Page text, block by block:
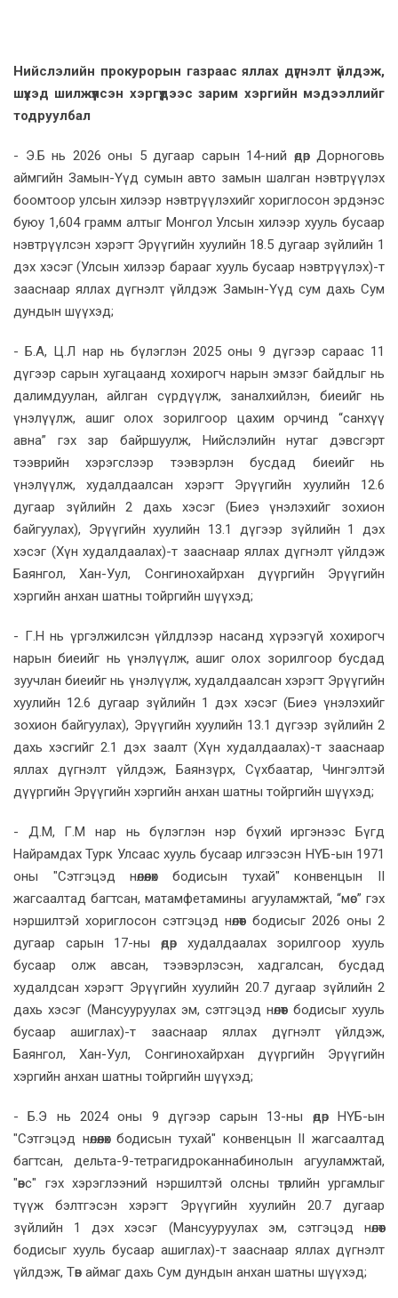
Нийслэлийн прокурорын газраас яллах дүгнэлт үйлдэж,
шүүхэд шилжүүлсэн хэргүүдээс зарим хэргийн мэдээллийг
тодруулбал
- Э.Б нь 2026 оны 5 дугаар сарын 14-ний өдөр Дорноговь
аймгийн Замын-Үүд сумын авто замын шалган нэвтрүүлэх
боомтоор улсын хилээр нэвтрүүлэхийг хориглосон эрдэнэс
буюу 1,604 грамм алтыг Монгол Улсын хилээр хууль бусаар
нэвтрүүлсэн хэрэгт Эрүүгийн хуулийн 18.5 дугаар зүйлийн 1
дэх хэсэг (Улсын хилээр барааг хууль бусаар нэвтрүүлэх)-т
зааснаар яллах дүгнэлт үйлдэж Замын-Үүд сум дахь Сум
дундын шүүхэд;
- Б.А, Ц.Л нар нь бүлэглэн 2025 оны 9 дүгээр сараас 11
дүгээр сарын хугацаанд хохирогч нарын эмзэг байдлыг нь
далимдуулан, айлган сүрдүүлж, заналхийлэн, биеийг нь
үнэлүүлж, ашиг олох зорилгоор цахим орчинд “санхүү
авна” гэх зар байршуулж, Нийслэлийн нутаг дэвсгэрт
тээврийн хэрэгслээр тээвэрлэн бусдад биеийг нь
үнэлүүлж, худалдаалсан хэрэгт Эрүүгийн хуулийн 12.6
дугаар зүйлийн 2 дахь хэсэг (Биеэ үнэлэхийг зохион
байгуулах), Эрүүгийн хуулийн 13.1 дүгээр зүйлийн 1 дэх
хэсэг (Хүн худалдаалах)-т зааснаар яллах дүгнэлт үйлдэж
Баянгол, Хан-Уул, Сонгинохайрхан дүүргийн Эрүүгийн
хэргийн анхан шатны тойргийн шүүхэд;
- Г.Н нь үргэлжилсэн үйлдлээр насанд хүрээгүй хохирогч
нарын биеийг нь үнэлүүлж, ашиг олох зорилгоор бусдад
зуучлан биеийг нь үнэлүүлж, худалдаалсан хэрэгт Эрүүгийн
хуулийн 12.6 дугаар зүйлийн 1 дэх хэсэг (Биеэ үнэлэхийг
зохион байгуулах), Эрүүгийн хуулийн 13.1 дүгээр зүйлийн 2
дахь хэсгийг 2.1 дэх заалт (Хүн худалдаалах)-т зааснаар
яллах дүгнэлт үйлдэж, Баянзүрх, Сүхбаатар, Чингэлтэй
дүүргийн Эрүүгийн хэргийн анхан шатны тойргийн шүүхэд;
- Д.М, Г.М нар нь бүлэглэн нэр бүхий иргэнээс Бүгд
Найрамдах Турк Улсаас хууль бусаар илгээсэн НҮБ-ын 1971
оны "Сэтгэцэд нөлөөлөх бодисын тухай" конвенцын II
жагсаалтад багтсан, матамфетамины агууламжтай, “мөс” гэх
нэршилтэй хориглосон сэтгэцэд нөлөөт бодисыг 2026 оны 2
дугаар сарын 17-ны өдөр худалдаалах зорилгоор хууль
бусаар олж авсан, тээвэрлэсэн, хадгалсан, бусдад
худалдсан хэрэгт Эрүүгийн хуулийн 20.7 дугаар зүйлийн 2
дахь хэсэг (Мансууруулах эм, сэтгэцэд нөлөөт бодисыг хууль
бусаар ашиглах)-т зааснаар яллах дүгнэлт үйлдэж,
Баянгол, Хан-Уул, Сонгинохайрхан дүүргийн Эрүүгийн
хэргийн анхан шатны тойргийн шүүхэд;
- Б.Э нь 2024 оны 9 дүгээр сарын 13-ны өдөр НҮБ-ын
"Сэтгэцэд нөлөөлөх бодисын тухай" конвенцын II жагсаалтад
багтсан, дельта-9-тетрагидроканнабинолын агууламжтай,
"өвс" гэх хэрэглээний нэршилтэй олсны төрлийн ургамлыг
түүж бэлтгэсэн хэрэгт Эрүүгийн хуулийн 20.7 дугаар
зүйлийн 1 дэх хэсэг (Мансууруулах эм, сэтгэцэд нөлөөт
бодисыг хууль бусаар ашиглах)-т зааснаар яллах дүгнэлт
үйлдэж, Төв аймаг дахь Сум дундын анхан шатны шүүхэд;